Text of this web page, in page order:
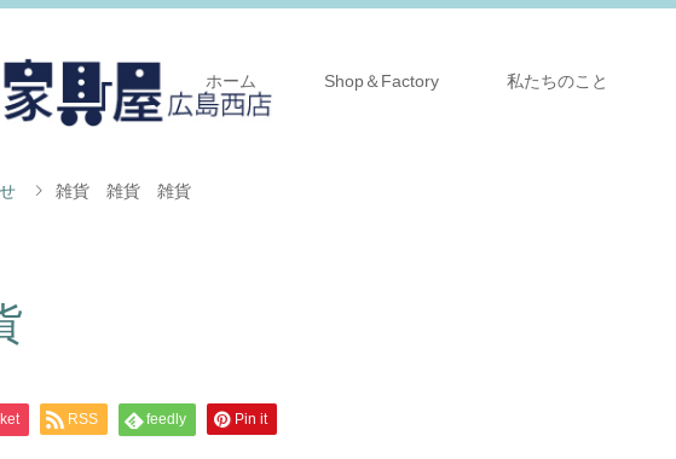
ホーム Shop＆Factory 私たちのこと
雑貨 雑貨 雑貨
RSS feedly Pin it